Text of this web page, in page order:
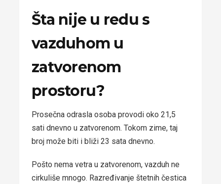
Šta nije u redu s
vazduhom u
zatvorenom
prostoru?
Prosečna odrasla osoba provodi oko 21,5
sati dnevno u zatvorenom. Tokom zime, taj
broj može biti i bliži 23 sata dnevno.
Pošto nema vetra u zatvorenom, vazduh ne
cirkuliše mnogo. Razređivanje štetnih čestica